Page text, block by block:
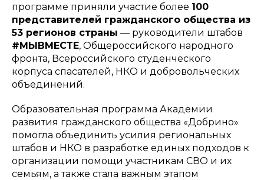
программе приняли участие более 100
представителей гражданского общества из
53 регионов страны — руководители штабов
#МЫВМЕСТЕ, Общероссийского народного
фронта, Всероссийского студенческого
корпуса спасателей, НКО и добровольческих
объединений.
Образовательная программа Академии
развития гражданского общества «Добрино»
помогла объединить усилия региональных
штабов и НКО в разработке единых подходов к
организации помощи участникам СВО и их
семьям, а также стала важным этапом